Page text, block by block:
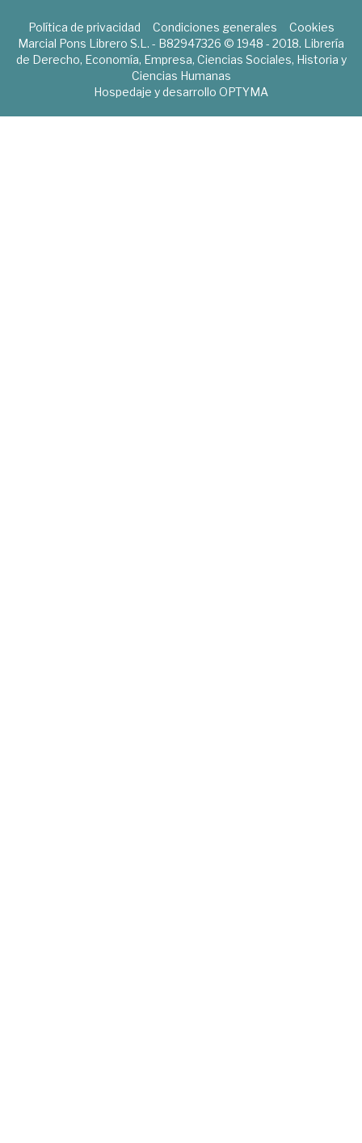
Política de privacidad Condiciones generales
Cookies
Marcial Pons Librero S.L. - B82947326 © 1948 - 2018. Librería
de Derecho, Economía, Empresa, Ciencias Sociales, Historia y
Ciencias Humanas
Hospedaje y desarrollo OPTYMA